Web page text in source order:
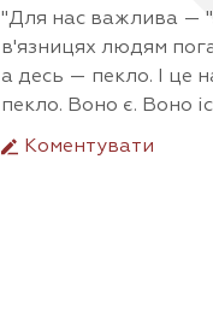
"Для нас важлива —
в'язницях людям
а десь — пекло. І це
пекло. Воно є. Воно
Коментувати